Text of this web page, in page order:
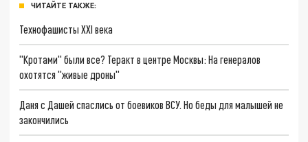
ЧИТАЙТЕ ТАКЖЕ:
Технофашисты XXI века
"Кротами" были все? Теракт в центре Москвы: На генералов
охотятся "живые дроны"
Даня с Дашей спаслись от боевиков ВСУ. Но беды для малышей не
закончились